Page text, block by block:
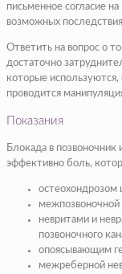
письменное согласие
возможных
Ответить на вопрос о
достаточно
которые используются,
проводится
Показания
Блокада в
эффективно боль,
остеохондрозом
межпозвоночной
невритами и
позвоночного
опоясывающим
межреберной